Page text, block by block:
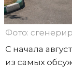
Фото:
С начала
из самых